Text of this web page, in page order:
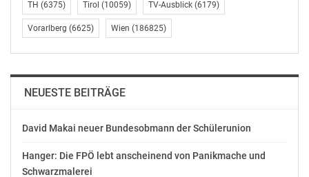
der jeweilige Aussender
Gefällt mir:
Ähnliche Beiträge
Rechnungshof: Budgets
sollen 2022 leicht
mehr Mittel für den
TH (6375) Tirol (10059) TV-Ausblick (6179)
Vorarlberg (6625) Wien (186825)
NEUESTE BEITRÄGE
David Makai neuer Bundesobmann der Schülerunion
Hanger: Die FPÖ lebt anscheinend von Panikmache und
Schwarzmalerei